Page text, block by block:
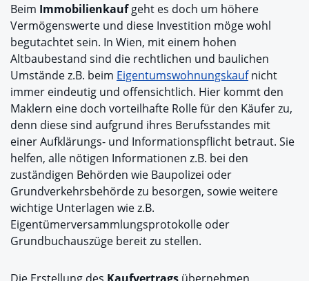
Beim Immobilienkaufgeht es doch um höhere
Vermögenswerte und diese Investition möge wohl
begutachtet sein. In Wien, mit einem hohen
Altbaubestand sind die rechtlichen und baulichen
Umstände z.B. beim Eigentumswohnungskaufnicht
immer eindeutig und offensichtlich. Hier kommt den
Maklern eine doch vorteilhafte Rolle für den Käufer zu,
denn diese sind aufgrund ihres Berufsstandes mit
einer Aufklärungs- und Informationspflicht betraut. Sie
helfen, alle nötigen Informationen z.B. bei den
zuständigen Behörden wie Baupolizei oder
Grundverkehrsbehörde zu besorgen, sowie weitere
wichtige Unterlagen wie z.B.
Eigentümerversammlungsprotokolle oder
Grundbuchauszüge bereit zu stellen.